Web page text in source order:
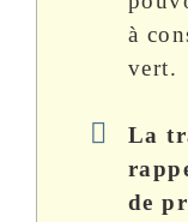
à
vert.
La
de